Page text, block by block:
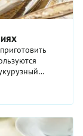
вас дома был
очень
особенно с
«Анна
торт